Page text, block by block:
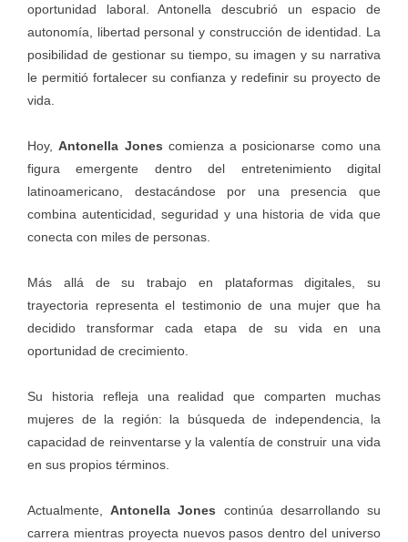
oportunidad laboral. Antonella descubrió un espacio de
autonomía, libertad personal y construcción de identidad. La
posibilidad de gestionar su tiempo, su imagen y su narrativa
le permitió fortalecer su confianza y redefinir su proyecto de
vida.
Hoy,Antonella Jones comienza a posicionarse como una
figura emergente dentro del entretenimiento digital
latinoamericano, destacándose por una presencia que
combina autenticidad, seguridad y una historia de vida que
conecta con miles de personas.
Más allá de su trabajo en plataformas digitales, su
trayectoria representa el testimonio de una mujer que ha
decidido transformar cada etapa de su vida en una
oportunidad de crecimiento.
Su historia refleja una realidad que comparten muchas
mujeres de la región: la búsqueda de independencia, la
capacidad de reinventarse y la valentía de construir una vida
en sus propios términos.
Actualmente,Antonella Jones continúa desarrollando su
carrera mientras proyecta nuevos pasos dentro del universo